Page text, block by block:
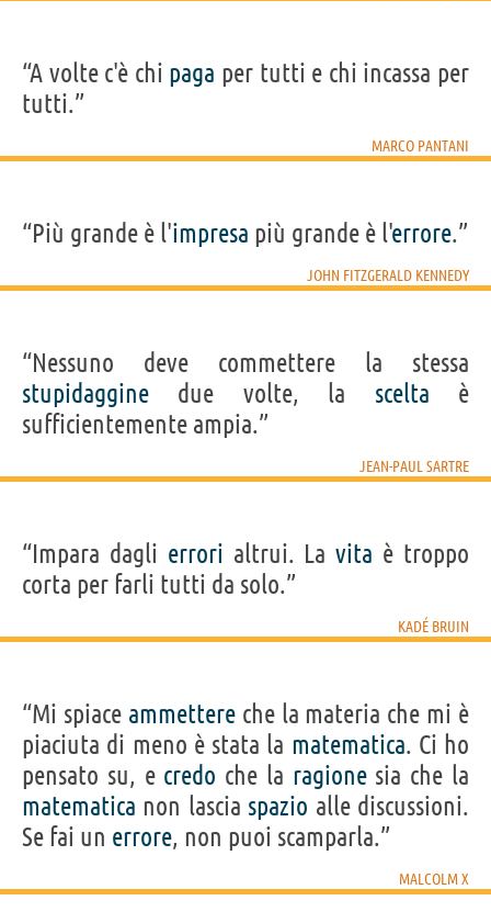
“A volte c'è chi paga per tutti e chi incassa per
tutti.”
MARCO PANTANI
“Più grande è l'impresa più grande è l'errore.”
JOHN FITZGERALD KENNEDY
“Nessuno deve commettere la stessa
stupidaggine due volte, la scelta è
sufficientemente ampia.”
JEAN-PAUL SARTRE
“Impara dagli errori altrui. Lavita è troppo
corta per farli tutti da solo.”
KADÉ BRUIN
“Mi spiace ammettereche la materia che mi è
piaciuta di meno è stata la matematica. Ci ho
pensato su, e credo che la ragionesia che la
matematica non lascia spazio alle discussioni.
Se fai un errore, non puoi scamparla.”
MALCOLM X